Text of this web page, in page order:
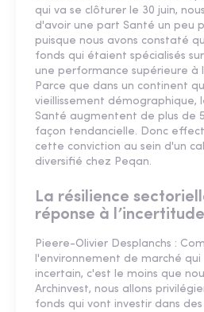
qui va se clôturer le 30 juin,
d'avoir une part Santé un peu
puisque nous avons constaté
fonds qui étaient spécialisés
une performance supérieure à
Parce que dans un continent
vieillissement démographique,
Santé augmentent de plus de
façon tendancielle. Donc
cette conviction au sein d'un
diversifié chez Peqan.
La résilience
réponse à
Pieere-Olivier Desplanchs :
l'environnement de marché
incertain, c'est le moins que
Archinvest, nous allons
fonds qui vont investir dans